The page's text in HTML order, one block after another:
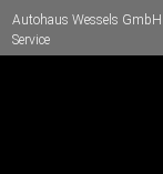
Autohaus Wessels
Service